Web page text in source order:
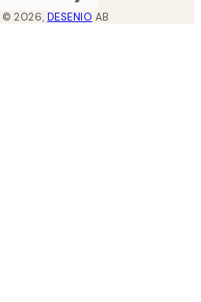
©2026, DESENIO AB